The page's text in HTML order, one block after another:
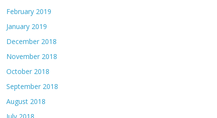
February 2019
January 2019
December 2018
November 2018
October 2018
September 2018
August 2018